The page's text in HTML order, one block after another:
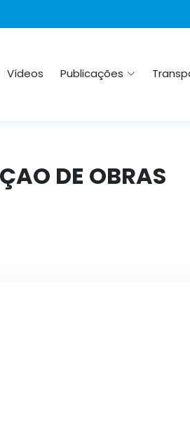
Vídeos Publicações
DE OBRAS